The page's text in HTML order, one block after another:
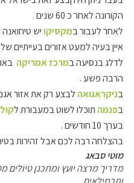
הקורונה לאחר כ 60 שנים .
לאחר לעבור במקסיקו יש
איין בעיה למעט אזורים בעייתיים
לדלג בנסיעה במרכז אמריקה
הרבה פשע .
בניקראגואה לבצע רק את אזור
בפנמה תוכלו לשוט במעבורת ל
בערך 10 חודשים .
בהצלחה רבה לכם אבל זהירות
מוטי סבאג
מדריך מרצה יועץ ומתכנן טיולים